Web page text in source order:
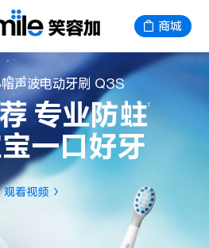
商城
帽声波电动牙刷 Q3S
专业防蛀1
一口好牙
观看视频